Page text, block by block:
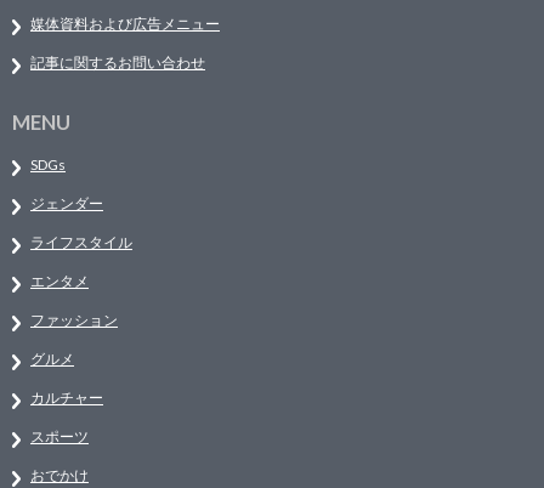
媒体資料および広告メニュー
記事に関するお問い合わせ
MENU
SDGs
ジェンダー
ライフスタイル
エンタメ
ファッション
グルメ
カルチャー
スポーツ
おでかけ